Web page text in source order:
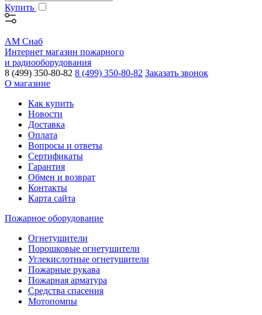
Купить
АМ Снаб
Интернет магазин пожарного
и радиооборудования
8 (499) 350-80-82 8 (499) 350-80-82 Заказать звонок
О магазине
Как купить
Новости
Доставка
Оплата
Вопросы и ответы
Сертификаты
Гарантия
Обмен и возврат
Контакты
Карта сайта
Пожарное оборудование
Огнетушители
Порошковые огнетушители
Углекислотные огнетушители
Пожарные рукава
Пожарная арматура
Средства спасения
Мотопомпы